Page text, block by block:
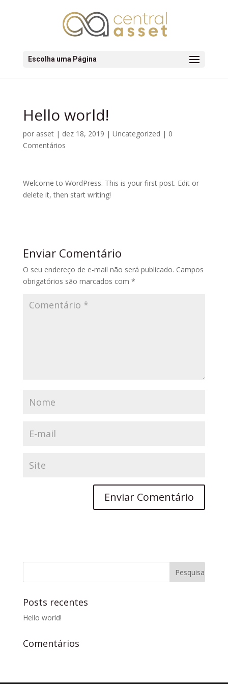
Escolha uma Página
Hello world!
por asset| dez 18, 2019 | Uncategorized | 0
Comentários
Welcome to WordPress. This is your first post. Edit or
delete it, then start writing!
Enviar Comentário
O seu endereço de e-mail não será publicado. Campos
obrigatórios são marcados com *
Posts recentes
Hello world!
Comentários